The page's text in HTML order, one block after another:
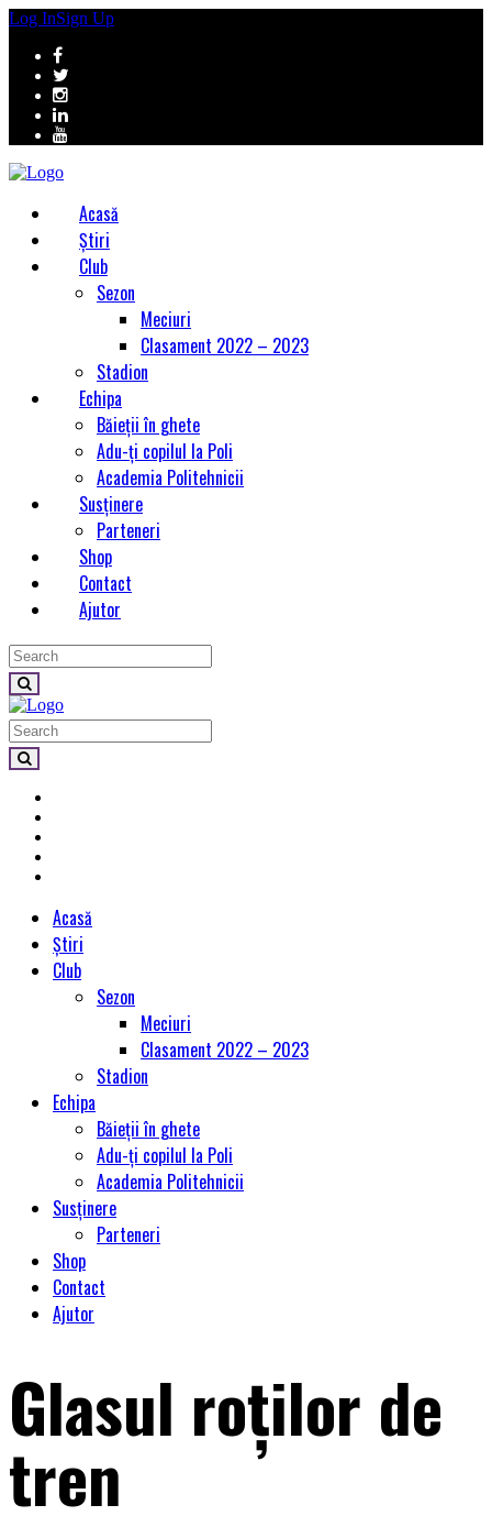
Log InSign Up
Acasă
Știri
Club
Sezon
Meciuri
Clasament 2022 – 2023
Stadion
Echipa
Băieții în ghete
Adu-ți copilul la Poli
Academia Politehnicii
Susținere
Parteneri
Shop
Contact
Ajutor
Acasă
Știri
Club
Sezon
Meciuri
Clasament 2022 – 2023
Stadion
Echipa
Băieții în ghete
Adu-ți copilul la Poli
Academia Politehnicii
Susținere
Parteneri
Shop
Contact
Ajutor
Glasul roților de
tren